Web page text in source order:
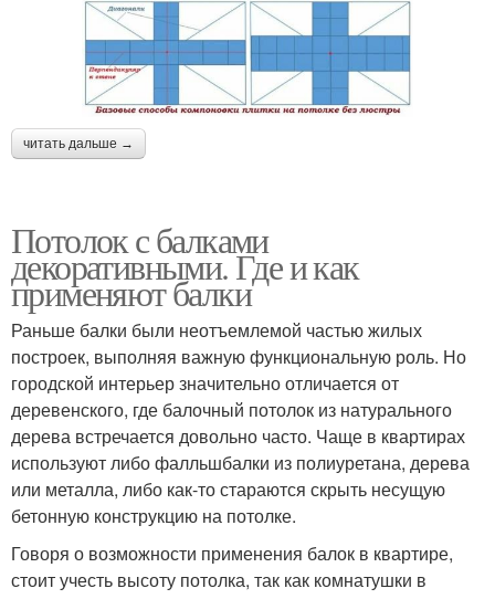
читать дальше →
Потолок с балками
декоративными. Где и как
применяют балки
Раньше балки были неотъемлемой частью жилых
построек, выполняя важную функциональную роль. Но
городской интерьер значительно отличается от
деревенского, где балочный потолок из натурального
дерева встречается довольно часто. Чаще в квартирах
используют либо фалльшбалки из полиуретана, дерева
или металла, либо как-то стараются скрыть несущую
бетонную конструкцию на потолке.
Говоря о возможности применения балок в квартире,
стоит учесть высоту потолка, так как комнатушки в